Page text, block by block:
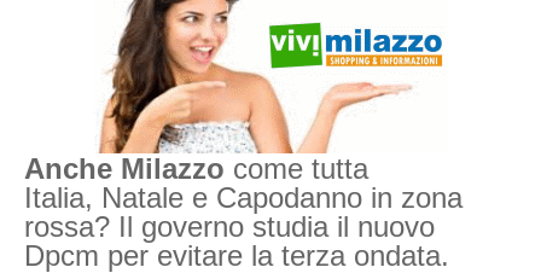
Anche Milazzo come tutta
Italia, Natale e Capodanno in zona
rossa? Il governo studia il nuovo
Dpcm per evitare la terza ondata.